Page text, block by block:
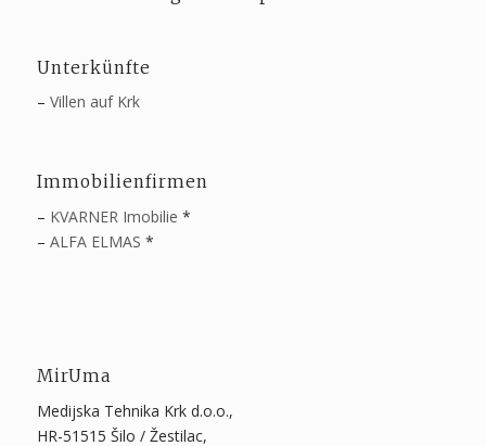
Unterkünfte
– Villen auf Krk
Immobilienfirmen
– KVARNER Imobilie *
– ALFA ELMAS *
MirUma
Medijska Tehnika Krk d.o.o.,
HR-51515 Šilo / Žestilac,